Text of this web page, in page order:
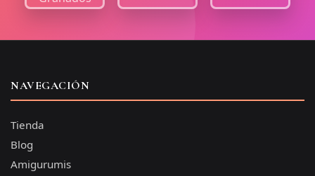
NAVEGACIÓN
Tienda
Blog
Amigurumis